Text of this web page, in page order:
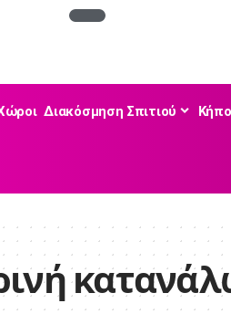
Διακόσμηση Σπιτιού